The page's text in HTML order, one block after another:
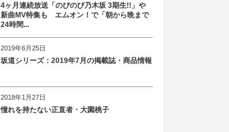
4ヶ月連続放送「のびのび乃木坂 3期生!!」や
新曲MV特集も エムオン！で「朝から晩まで
24時間...
2019年6月25日
坂道シリーズ：2019年7月の掲載誌・商品情報
2018年1月27日
憧れを持たない正直者・大園桃子